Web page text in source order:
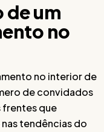
de um
no
no interior de
de convidados
frentes que
tendências do